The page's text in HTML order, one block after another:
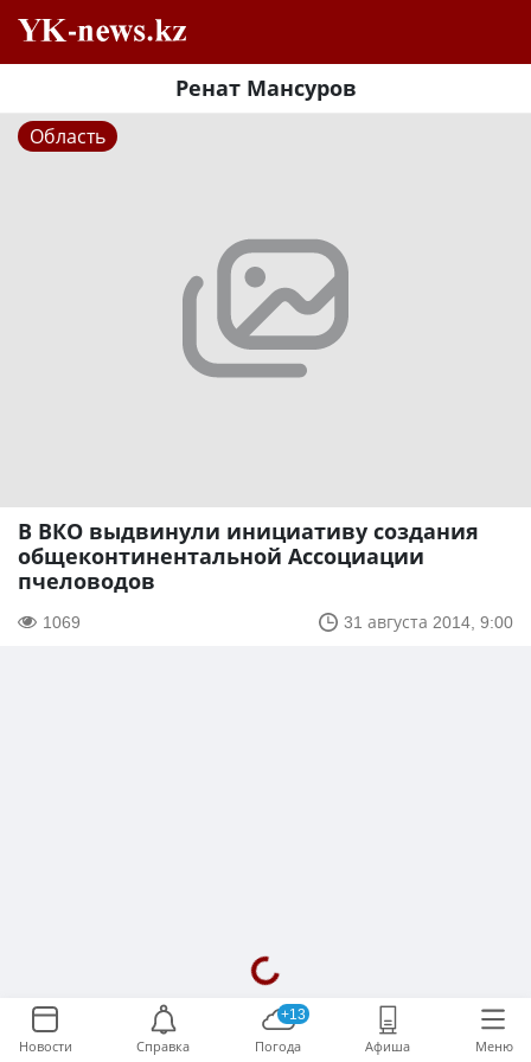
Ренат Мансуров
Область
В ВКО выдвинули инициативу создания
общеконтинентальной Ассоциации
пчеловодов
1069 31 августа 2014, 9:00
Новости Справка
+13
Погода Афиша Меню